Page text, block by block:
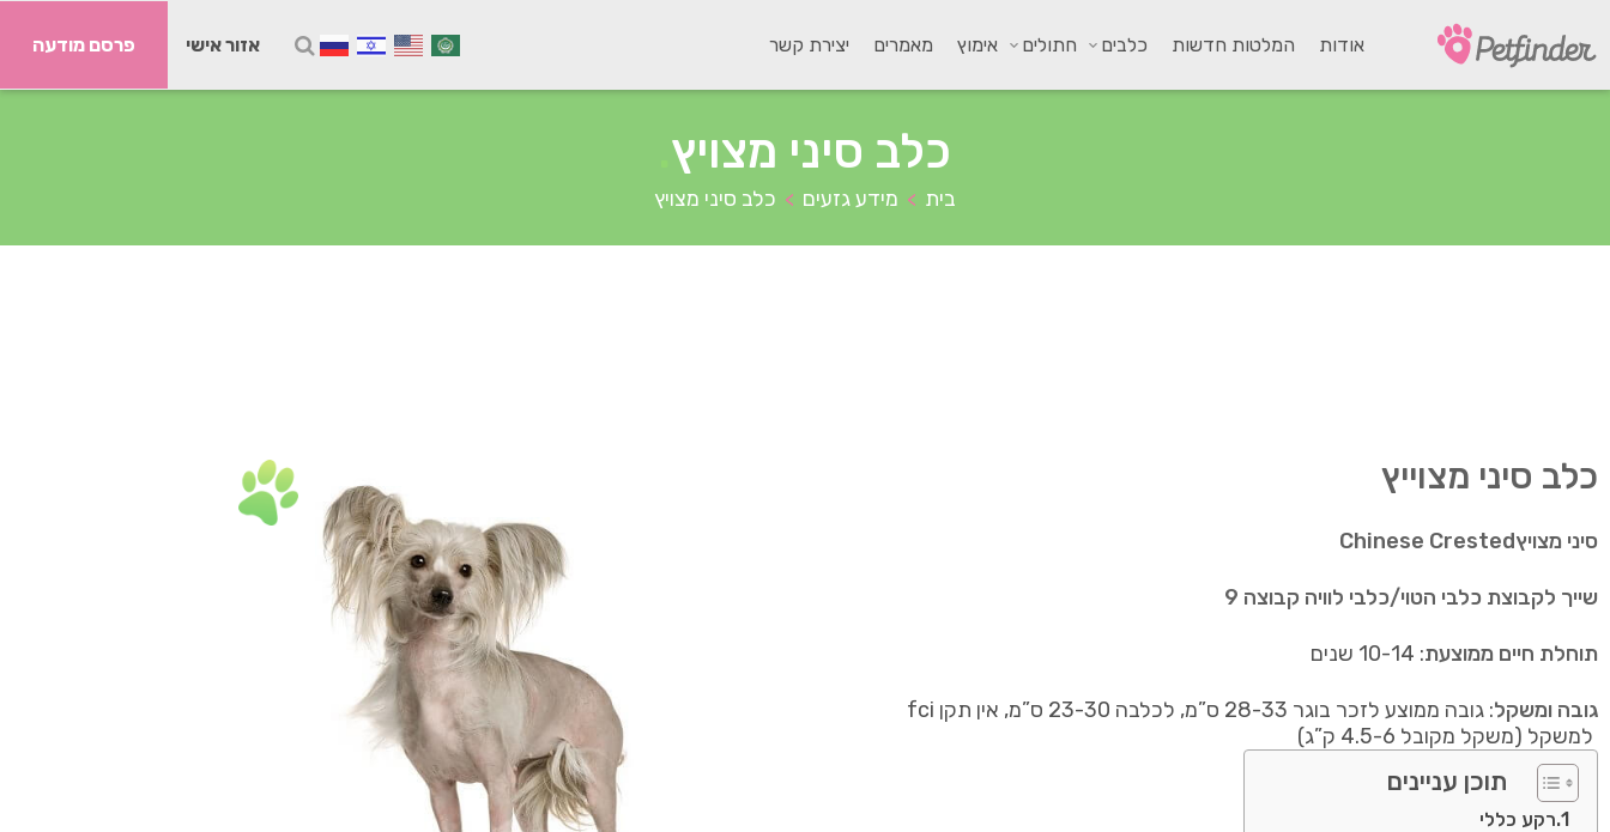
אודות המלטות חדשות כלבים חתולים אימוץ מאמרים יצירת קשר אזור אישי פרסם מודעה
כלב סיני מצויץ
בית > מידע גזעים > כלב סיני מצויץ
כלב סיני מצוייץ
סיני מצויץChinese Crested
שייך לקבוצת כלבי הטוי/כלבי לוויה קבוצה 9
תוחלת חיים ממוצעת: 10-14 שנים
גובה ומשקל
: גובה ממוצע לזכר בוגר 28-33 ס”מ, לכלבה 23-30 ס”מ, אין תקן fci
למשקל (משקל מקובל 4.5-6 ק”ג)
תוכן עניינים
רקע כללי